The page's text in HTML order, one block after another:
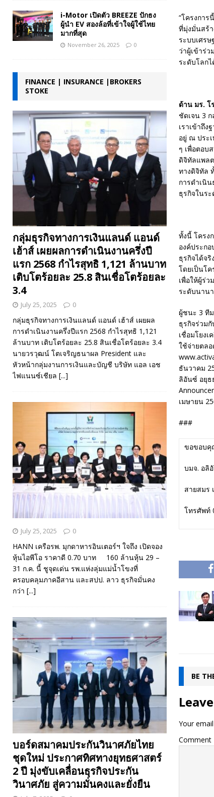
“โครงกา
ที่มุ่งมั่นสร้
ระบบเศรษ
ว่าผู้เข้าร่
ระดับโลกไ
ด้าน มร. โ
ชัดเจน 3
เราเข้าถึ
อยู่ ณ ประ
ๆ เพื่อตอบ
ดิจิทัลแพล
ทางดิจิทัล
การดำเนิ
ธุรกิจในร
ทั้งนี้ โครง
องค์ประก
ธุรกิจได้จ
โดยเป็นโ
เพื่อให้ผู้ร่
ระดับนาน
ผู้ชนะ 3 ที
ธุรกิจร่วม
เชื่อมโยงเ
ใช้จ่ายตล
ธันวาคม
ลิอันซ์ อยุธ
เมษายน
###
ขอขอบคุ
บมจ. อลิ
สายสมร
โทรศัพท์
BE
Your
Comment
i-Motor เปิดตัว BREEZE ปักธง
ผู้นำ EV สองล้อที่เข้าใจผู้ใช้ไทย
มากที่สุด
November 26, 2025 0
FINANCE | INSURANCE |BROKERS
STOKE
กลุ่มธุรกิจทางการเงินแลนด์ แอนด์
เฮ้าส์ เผยผลการดำเนินงานครึ่งปี
แรก 2568 กำไรสุทธิ 1,121 ล้านบาท
เติบโตร้อยละ 25.8 สินเชื่อโตร้อยละ
3.4
July 25, 2025 0
กลุ่มธุรกิจทางการเงินแลนด์ แอนด์ เฮ้าส์ เผยผล
การดำเนินงานครึ่งปีแรก 2568 กำไรสุทธิ 1,121
ล้านบาท เติบโตร้อยละ 25.8 สินเชื่อโตร้อยละ 3.4
นายวรวุฒน์ โตเจริญธนาผล President และ
หัวหน้ากลุ่มงานการเงินและบัญชี บริษัท แอล เอช
ไฟแนนซ์เชียล [...]
July 25, 2025 0
HANN เครือรพ. มุกดาหารอินเตอร์ฯ ใจถึง เปิดจอง
หุ้นไอพีโอ ราคาดี 0.70 บาท 160 ล้านหุ้น 29 –
31 ก.ค. นี้ ชูจุดเด่น รพ.แห่งลุ่มแม่น้ำโขงที่
ครอบคลุมภาคอีสาน และสปป. ลาว ธุรกิจมั่นคง
กว่า [...]
บอร์ดสมาคมประกันวินาศภัยไทย
ชุดใหม่ ประกาศทิศทางยุทธศาสตร์
2 ปี มุ่งขับเคลื่อนธุรกิจประกัน
วินาศภัย สู่ความมั่นคงและยั่งยืน